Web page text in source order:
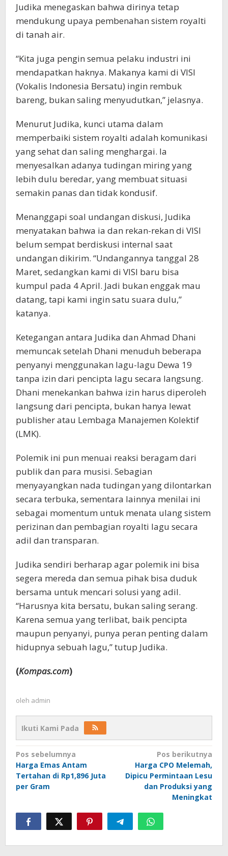
Judika menegaskan bahwa dirinya tetap
mendukung upaya pembenahan sistem royalti
di tanah air.
“Kita juga pengin semua pelaku industri ini
mendapatkan haknya. Makanya kami di VISI
(Vokalis Indonesia Bersatu) ingin rembuk
bareng, bukan saling menyudutkan,” jelasnya.
Menurut Judika, kunci utama dalam
memperbaiki sistem royalti adalah komunikasi
yang sehat dan saling menghargai. Ia
menyesalkan adanya tudingan miring yang
lebih dulu beredar, yang membuat situasi
semakin panas dan tidak kondusif.
Menanggapi soal undangan diskusi, Judika
menyatakan bahwa ia dan rekan-rekan di VISI
belum sempat berdiskusi internal saat
undangan dikirim. “Undangannya tanggal 28
Maret, sedangkan kami di VISI baru bisa
kumpul pada 4 April. Jadi bukan enggak mau
datang, tapi kami ingin satu suara dulu,”
katanya.
Ketegangan antara Judika dan Ahmad Dhani
memuncak setelah Dhani menuduh beberapa
penyanyi menggunakan lagu-lagu Dewa 19
tanpa izin dari pencipta lagu secara langsung.
Dhani menekankan bahwa izin harus diperoleh
langsung dari pencipta, bukan hanya lewat
publisher atau Lembaga Manajemen Kolektif
(LMK).
Polemik ini pun menuai reaksi beragam dari
publik dan para musisi. Sebagian
menyayangkan nada tudingan yang dilontarkan
secara terbuka, sementara lainnya menilai ini
sebagai momentum untuk menata ulang sistem
perizinan dan pembagian royalti lagu secara
adil dan transparan.
Judika sendiri berharap agar polemik ini bisa
segera mereda dan semua pihak bisa duduk
bersama untuk mencari solusi yang adil.
“Harusnya kita bersatu, bukan saling serang.
Karena semua yang terlibat, baik pencipta
maupun penyanyi, punya peran penting dalam
hidupnya sebuah lagu,” tutup Judika.
(Kompas.com)
oleh admin
Ikuti Kami Pada
Navigasi
pos
Pos sebelumnya
Harga Emas Antam
Tertahan di Rp1,896 Juta
per Gram
Pos berikutnya
Harga CPO Melemah,
Dipicu Permintaan Lesu
dan Produksi yang
Meningkat